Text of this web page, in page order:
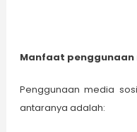
Manfaat penggunaan
Penggunaan media
antaranya adalah: